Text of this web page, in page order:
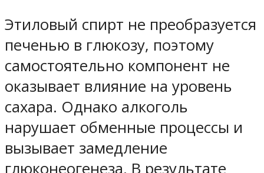
Этиловый спирт не преобразуется
печенью в глюкозу, поэтому
самостоятельно компонент не
оказывает влияние на уровень
сахара. Однако алкоголь
нарушает обменные процессы и
вызывает замедление
глюконеогенеза. В результате